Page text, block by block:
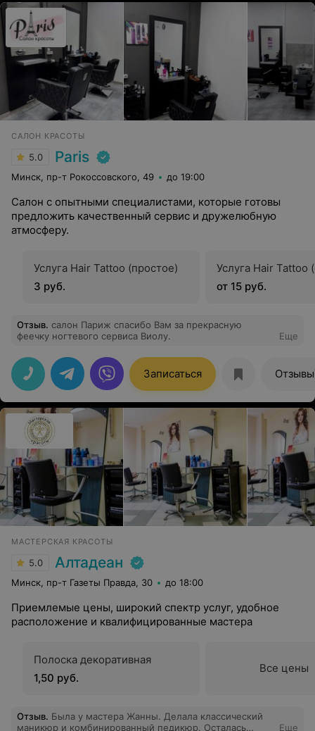
САЛОН КРАСОТЫ
5.0 Paris
Минск, пр-т Рокоссовского, 49 до 19:00
Салон с опытными специалистами, которые готовы
предложить качественный сервис и дружелюбную
атмосферу.
Услуга Hair Tattoo (простое)
3 руб.
Услуга Hair Tattoo
от 15 руб.
Отзыв. салон Париж спасибо Вам за прекрасную
феечку ногтевого сервиса Виолу.
Еще
Записаться Отзывы
МАСТЕРСКАЯ КРАСОТЫ
5.0 Алтадеан
Минск, пр-т Газеты Правда, 30 до 18:00
Приемлемые цены, широкий спектр услуг, удобное
расположение и квалифицированные мастера
Полоска декоративная
1,50 руб.
Все цены
Отзыв. Была у мастера Жанны. Делала классический
маникюр и комбинированный педикюр. Осталась
Еще